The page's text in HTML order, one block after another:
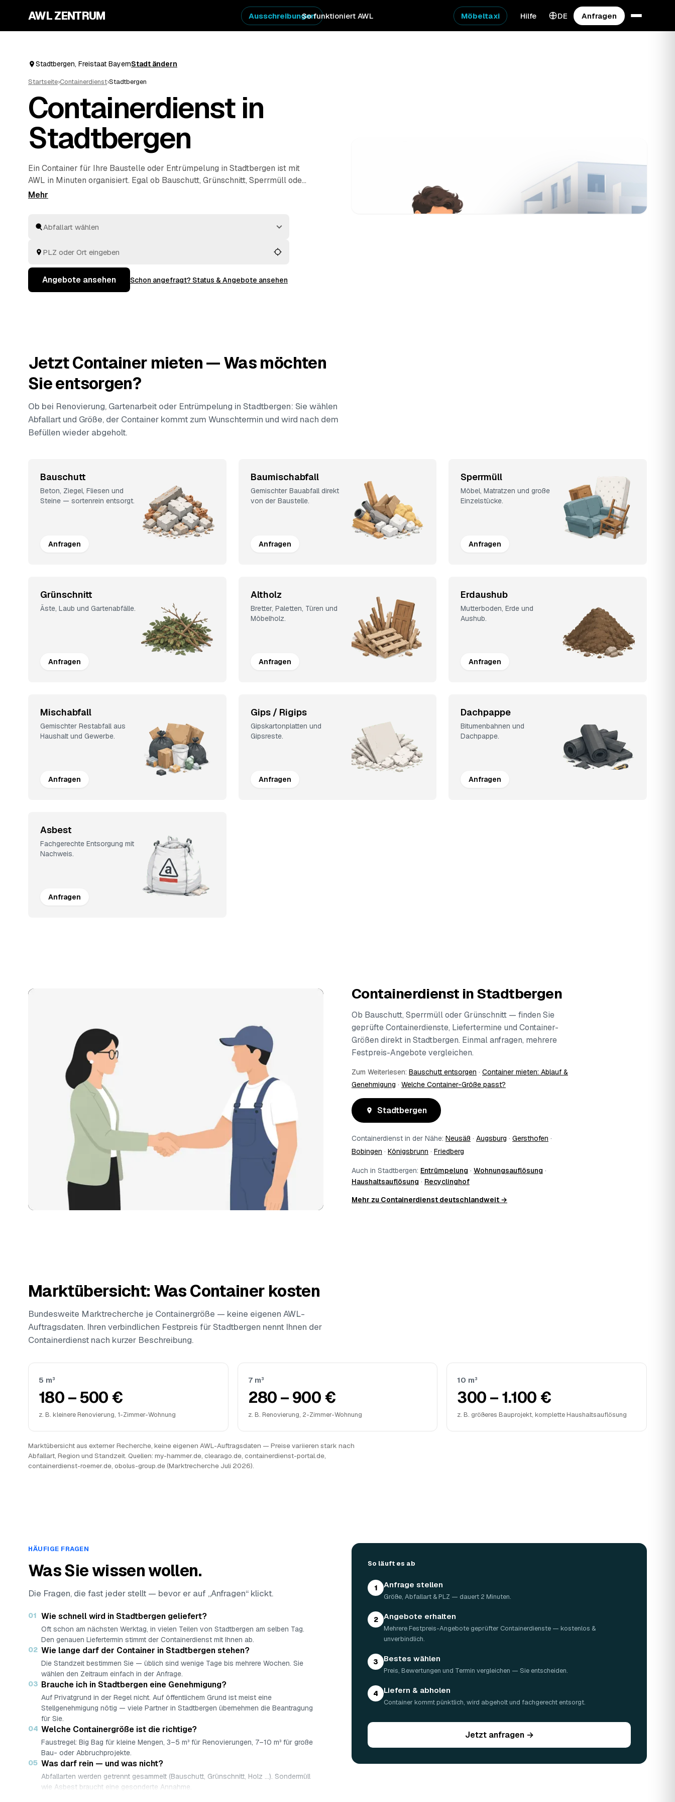
AWL ZENTRUM So funktioniert AWL
Ausschreibungen Möbeltaxi Hilfe DE Anfragen
Stadtbergen, Freistaat BayernStadt ändern
Startseite›Containerdienst›Stadtbergen
Containerdienst in
Stadtbergen
Ein Container für Ihre Baustelle oder Entrümpelung in Stadtbergen ist mit
AWL in Minuten organisiert. Egal ob Bauschutt, Grünschnitt, Sperrmüll oder
Mischabfall – Sie sagen, was anfällt, und erhalten Festpreis-Angebote aus
mehrere geprüfte Angebote, Ihre Entscheidung.
Angebote ansehen Schon angefragt? Status & Angebote ansehen
Jetzt Container mieten — Was möchten
Sie entsorgen?
Ob bei Renovierung, Gartenarbeit oder Entrümpelung in Stadtbergen: Sie wählen
Abfallart und Größe, der Container kommt zum Wunschtermin und wird nach dem
Befüllen wieder abgeholt.
Bauschutt
Beton, Ziegel, Fliesen und
Steine — sortenrein entsorgt.
Anfragen
Baumischabfall
Gemischter Bauabfall direkt
von der Baustelle.
Anfragen
Sperrmüll
Möbel, Matratzen und große
Einzelstücke.
Anfragen
Grünschnitt
Äste, Laub und Gartenabfälle.
Anfragen
Altholz
Bretter, Paletten, Türen und
Möbelholz.
Anfragen
Erdaushub
Mutterboden, Erde und
Aushub.
Anfragen
Mischabfall
Gemischter Restabfall aus
Haushalt und Gewerbe.
Anfragen
Gips / Rigips
Gipskartonplatten und
Gipsreste.
Anfragen
Dachpappe
Bitumenbahnen und
Dachpappe.
Anfragen
Asbest
Fachgerechte Entsorgung mit
Nachweis.
Anfragen
Containerdienst in Stadtbergen
Ob Bauschutt, Sperrmüll oder Grünschnitt — finden Sie
geprüfte Containerdienste, Liefertermine und Container-
Größen direkt in Stadtbergen. Einmal anfragen, mehrere
Festpreis-Angebote vergleichen.
Zum Weiterlesen: Bauschutt entsorgen · Container mieten: Ablauf &
Genehmigung · Welche Container-Größe passt?
Stadtbergen
Containerdienst in der Nähe: Neusäß · Augsburg · Gersthofen ·
Bobingen · Königsbrunn · Friedberg
Auch in Stadtbergen: Entrümpelung · Wohnungsauflösung ·
Haushaltsauflösung · Recyclinghof
Mehr zu Containerdienst deutschlandweit →
Marktübersicht: Was Container kosten
Bundesweite Marktrecherche je Containergröße — keine eigenen AWL-
Auftragsdaten. Ihren verbindlichen Festpreis für Stadtbergen nennt Ihnen der
Containerdienst nach kurzer Beschreibung.
5 m³
180 – 500 €
z. B. kleinere Renovierung, 1-Zimmer-Wohnung
7 m³
280 – 900 €
z. B. Renovierung, 2-Zimmer-Wohnung
10 m³
300 – 1.100 €
z. B. größeres Bauprojekt, komplette Haushaltsauflösung
Marktübersicht aus externer Recherche, keine eigenen AWL-Auftragsdaten — Preise variieren stark nach
Abfallart, Region und Standzeit. Quellen: my-hammer.de, clearago.de, containerdienst-portal.de,
containerdienst-roemer.de, obolus-group.de (Marktrecherche Juli 2026).
HÄUFIGE FRAGEN
Was Sie wissen wollen.
Die Fragen, die fast jeder stellt — bevor er auf „Anfragen“ klickt.
01 Wie schnell wird in Stadtbergen geliefert?
Oft schon am nächsten Werktag, in vielen Teilen von Stadtbergen am selben Tag.
Den genauen Liefertermin stimmt der Containerdienst mit Ihnen ab.
02 Wie lange darf der Container in Stadtbergen stehen?
Die Standzeit bestimmen Sie — üblich sind wenige Tage bis mehrere Wochen. Sie
wählen den Zeitraum einfach in der Anfrage.
03 Brauche ich in Stadtbergen eine Genehmigung?
Auf Privatgrund in der Regel nicht. Auf öffentlichem Grund ist meist eine
Stellgenehmigung nötig — viele Partner in Stadtbergen übernehmen die Beantragung
für Sie.
04 Welche Containergröße ist die richtige?
Faustregel: Big Bag für kleine Mengen, 3–5 m³ für Renovierungen, 7–10 m³ für große
Bau- oder Abbruchprojekte.
05 Was darf rein — und was nicht?
Abfallarten werden getrennt gesammelt (Bauschutt, Grünschnitt, Holz …). Sondermüll
wie Asbest braucht eine gesonderte Annahme.
So läuft es ab
1 Anfrage stellen
Größe, Abfallart & PLZ — dauert 2 Minuten.
2 Angebote erhalten
Mehrere Festpreis-Angebote geprüfter Containerdienste — kostenlos &
unverbindlich.
3 Bestes wählen
Preis, Bewertungen und Termin vergleichen — Sie entscheiden.
4 Liefern & abholen
Container kommt pünktlich, wird abgeholt und fachgerecht entsorgt.
Jetzt anfragen →